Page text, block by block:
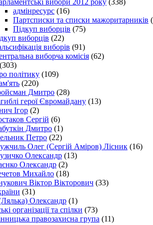
адмінресурс (16)
Партсписки та списки мажоритарників
Підкуп виборців (75)
виборців (22)
виборів (91)
виборча комісія (62)
(303)
політику (109)
(220)
Дмитро (28)
герої Євромайдану (13)
Ігор (2)
Сергій (6)
Дмитро (1)
Петро (22)
Олег (Сергій Аміров) Лісник (16)
Олександр (13)
Олександр (2)
Михайло (18)
Віктор Вікторович (33)
(31)
Олександр (1)
організації та спілки (73)
правозахисна група (11)